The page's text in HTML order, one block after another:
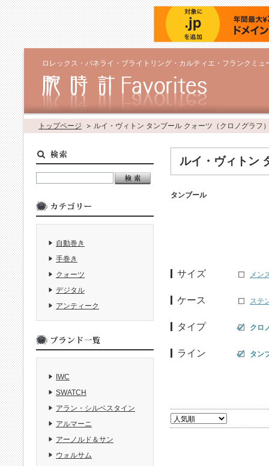
ロレックス・パネライ・ブライトリング・カルティエ・フランクミ
トップページ ルイ・ヴィトン タンブール クォーツ（クロノグラフ
ルイ・ヴィトン
タンブール
サイズ メン
ケース ステ
タイプ クロ
ライン タン
自動巻き
手巻き
クォーツ
デジタル
アンティーク
IWC
SWATCH
アラン・シルベスタイン
アルマーニ
アーノルド＆サン
ウォルサム